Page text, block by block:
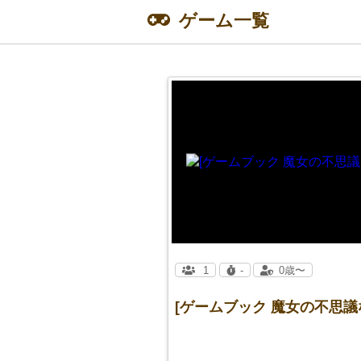
ゲーム一覧
[ゲームブック 魔女の不思
1 - 0歳〜